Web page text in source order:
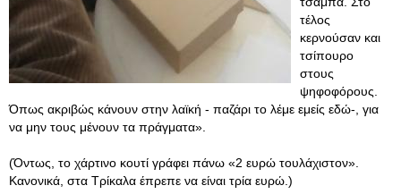
τέλος
κερνούσαν και
τσίπουρο
στους
ψηφοφόρους.
Όπως ακριβώς κάνουν στην λαϊκή - παζάρι το λέμε εμείς εδώ-, για
να μην τους μένουν τα πράγματα».
(Όντως, το χάρτινο κουτί γράφει πάνω «2 ευρώ τουλάχιστον».
Κανονικά, στα Τρίκαλα έπρεπε να είναι τρία ευρώ.)